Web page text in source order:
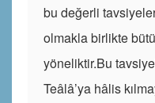
bu değerli
olmakla birlikte
yöneliktir.Bu
Teâlâ’ya hâlis